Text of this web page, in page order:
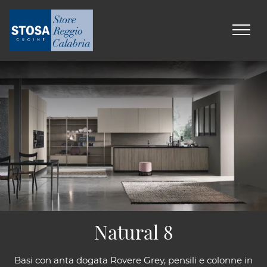
Basi con anta dogata Rovere Grey, pensili e colonne in
Natural 8